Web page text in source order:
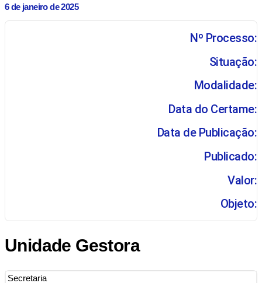
6 de janeiro de 2025
Nº Processo:
Situação:
Modalidade:
Data do Certame:
Data de Publicação:
Publicado:
Valor:
Objeto:
Unidade Gestora
Secretaria